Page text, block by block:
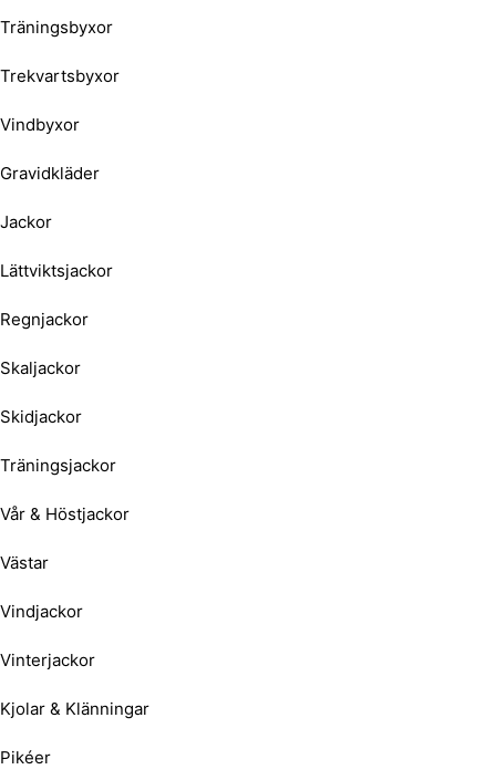
Träningsbyxor
Trekvartsbyxor
Vindbyxor
Gravidkläder
Jackor
Lättviktsjackor
Regnjackor
Skaljackor
Skidjackor
Träningsjackor
Vår & Höstjackor
Västar
Vindjackor
Vinterjackor
Kjolar & Klänningar
Pikéer